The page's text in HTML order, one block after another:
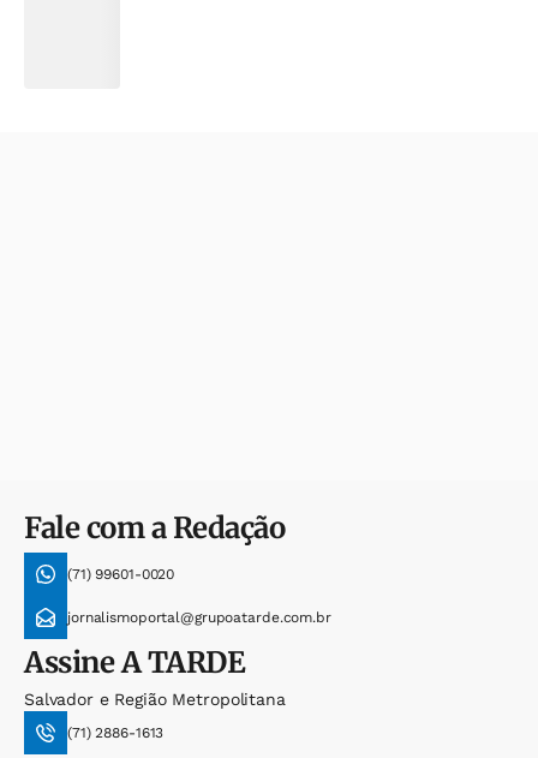
Fale com a Redação
(71) 99601-0020
jornalismoportal@grupoatarde.com.br
AssineA TARDE
Salvador e Região Metropolitana
(71) 2886-1613